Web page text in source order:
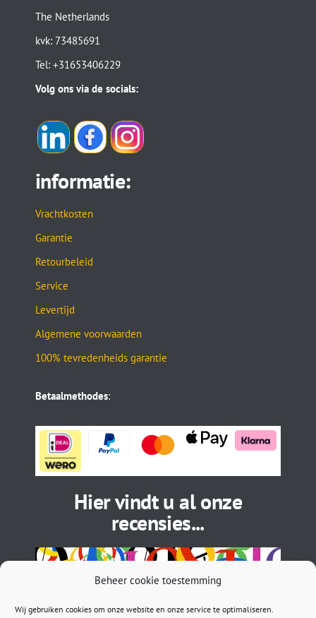
Beheer cookie toestemming
Wij gebruiken cookies om onze website en onze service te optimaliseren.
The Netherlands
kvk: 73485691
Tel: +31653406229
Volg ons via de socials:
informatie:
Vrachtkosten
Garantie
Retourbeleid
Service
Levertijd
Algemene voorwaarden
100% tevredenheids garantie
Betaalmethodes:
Hier vindt u al onze
recensies...